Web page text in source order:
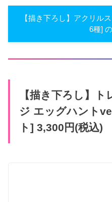
【描き下ろし】アクリル
6種]
【描き下ろし】
ジ エッグハント
ト] 3,300円(税込)